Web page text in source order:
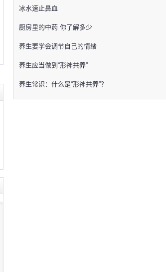
冰水速止鼻血
厨房里的中药 你了解多少
养生要学会调节自己的情绪
养生应当做到“形神共养”
养生常识：什么是“形神共养”？